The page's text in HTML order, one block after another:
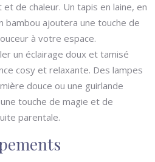
de chaleur. Un tapis en laine, en
bambou ajoutera une touche de
à votre espace.
un éclairage doux et tamisé
cosy et relaxante. Des lampes
douce ou une guirlande
touche de magie et de
parentale.